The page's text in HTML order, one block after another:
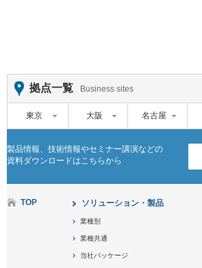
拠点一覧 Business sites
東京 大阪 名古屋
製品情報、技術情報やセミナー講演などの
資料ダウンロードはこちらから
TOP ソリューション・製品
業種別
業種共通
当社パッケージ